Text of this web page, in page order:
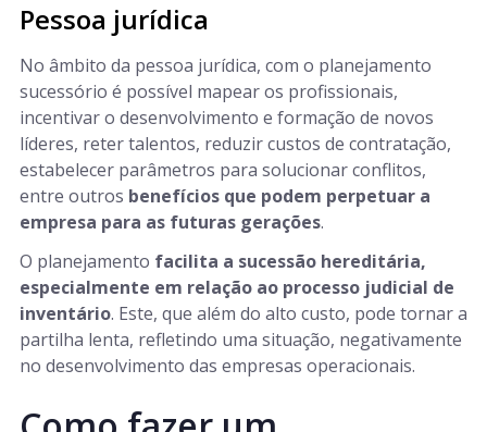
Pessoa jurídica
No âmbito da pessoa jurídica, com o planejamento
sucessório é possível mapear os profissionais,
incentivar o desenvolvimento e formação de novos
líderes, reter talentos, reduzir custos de contratação,
estabelecer parâmetros para solucionar conflitos,
entre outros benefícios que podem perpetuar a
empresa para as futuras gerações.
O planejamento facilita a sucessão hereditária,
especialmente em relação ao processo judicial de
inventário. Este, que além do alto custo, pode tornar a
partilha lenta, refletindo uma situação, negativamente
no desenvolvimento das empresas operacionais.